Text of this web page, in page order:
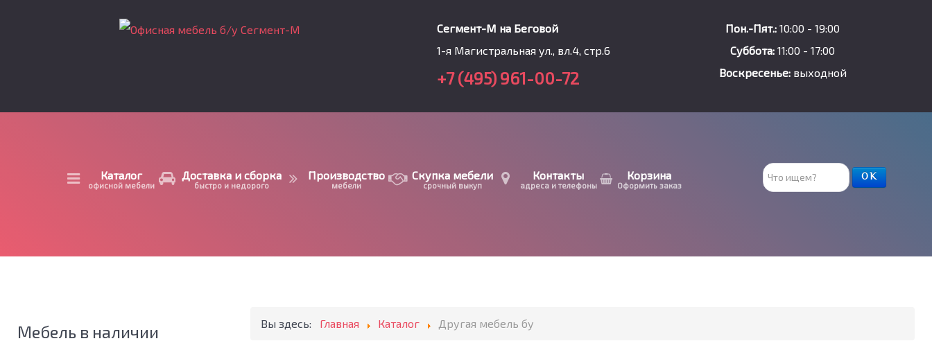
Сегмент-М на Беговой
1-я Магистральная ул., вл.4, стр.6
+7 (495) 961-00-72
Пон.-Пят.:10:00 - 19:00
Суббота: 11:00 - 17:00
Воскресенье:выходной
Каталог
офисной мебели
Доставка и сборка
быстро и недорого
Производство
мебели
Скупка мебели
срочный выкуп
Контакты
адреса и телефоны
Корзина
Оформить заказ
Поиск
товара
ОК
Мебель в наличии Вы здесь: Главная Каталог Другая мебель бу